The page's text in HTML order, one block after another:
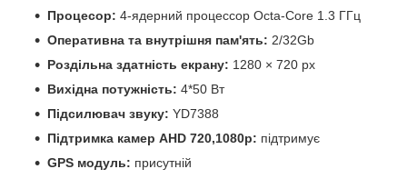
Процесор: 4-ядерний процессор Octa-Core 1.3 ГГц
Оперативна та внутрішня пам'ять: 2/32Gb
Роздільна здатність екрану: 1280 × 720 px
Вихідна потужність: 4*50 Вт
Підсилювач звуку: YD7388
Підтримка камер AHD 720,1080р: підтримує
GPS модуль: присутній